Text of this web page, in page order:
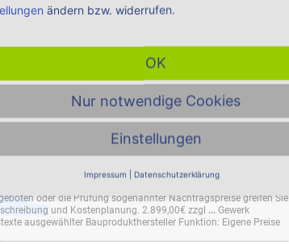
WEKA
Einholung von
Bauleistungen
Angebotedirekt vom Portal laden. Zeit und Geld...erstellen.
Region filtern Ob klein oder
FINDEN So einfach geht
veröffentlichen Beliebige Anlagen (Bilder,...
n oder die Prüfung sogenannter Nachtragspreise greifen Sie
und Kostenplanung. 2.899,00€ zzgl ... Gewerk
ausgewählter Bauprodukthersteller Funktion: Eigene Preise
ändern bzw. widerrufen.
OK
Nur notwendige Cookies
Einstellungen
Impressum | Datenschutzerklärung